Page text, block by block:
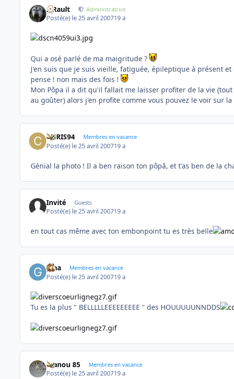
S.Rault Administratrice
Posté(e) le 25 avril 200719 a
Qui a osé parlé de ma maigritude ?
J'en suis que je suis vieille, fatiguée, épileptique à présent
pense ! non mais des fois !
Mon Pôpa il a dit qu'il fallait me laisser profiter de la vie
au goûter) alors j'en profite comme vous pouvez le voir sur
CHRIS94 Membres en vacance
Posté(e) le 25 avril 200719 a
Génial la photo ! Il a ben raison ton pôpâ, et t'as ben de la
Invité Guests
Posté(e) le 25 avril 200719 a
en tout cas même avec ton embonpoint tu es très belle
gina Membres en vacance
Posté(e) le 25 avril 200719 a
Tu es la plus " BELLLLLEEEEEEEEE " des HOUUUUUNNDDS
manou 85 Membres en vacance
Posté(e) le 25 avril 200719 a